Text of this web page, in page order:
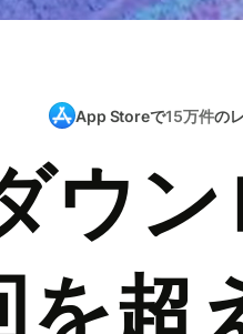
App Storeで15万件の
ウ
を超